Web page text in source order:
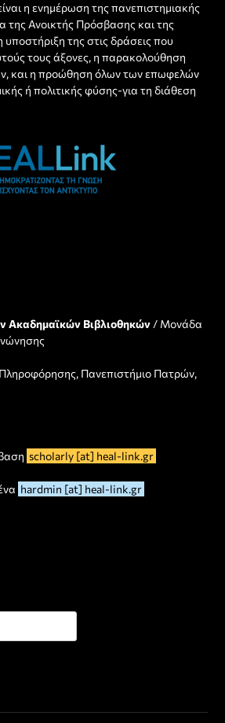
η ενημέρωση της πανεπιστημιακής
της Ανοικτής Πρόσβασης και της
υποστήριξη της στις δράσεις που
τους άξονες, η παρακολούθηση
και η προώθηση όλων των επωφελών
ή πολιτικής φύσης-για τη διάθεση
Ακαδημαϊκών Βιβλιοθηκών / Μονάδα
Πανεπιστήμιο Πατρών,
scholarly [at] heal-link.gr
hardmin [at] heal-link.gr